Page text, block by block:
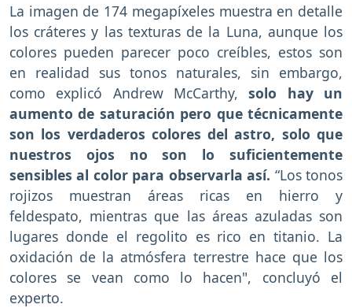
La imagen de 174 megapíxeles muestra en detalle
los cráteres y las texturas de la Luna, aunque los
colores pueden parecer poco creíbles, estos son
en realidad sus tonos naturales, sin embargo,
como explicó Andrew McCarthy,solo hay un
aumento de saturación pero que técnicamente
son los verdaderos colores del astro, solo que
nuestros ojos no son lo suficientemente
sensibles al color para observarla así. “Los tonos
rojizos muestran áreas ricas en hierro y
feldespato, mientras que las áreas azuladas son
lugares donde el regolito es rico en titanio. La
oxidación de la atmósfera terrestre hace que los
colores se vean como lo hacen", concluyó el
experto.